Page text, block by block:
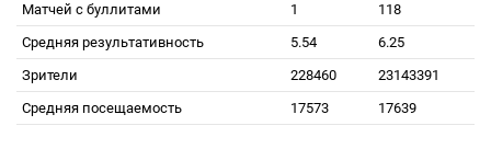
Матчей с буллитами
1
118
Средняя результативность
5.54
6.25
Зрители
228460
23143391
Средняя посещаемость
17573 17639